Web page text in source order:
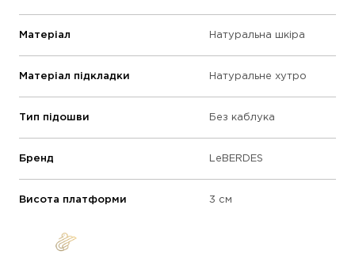
Матеріал Натуральна шкіра
Матеріал підкладки Натуральне хутро
Тип підошви Без каблука
Бренд LeBERDES
Висота платформи 3 см